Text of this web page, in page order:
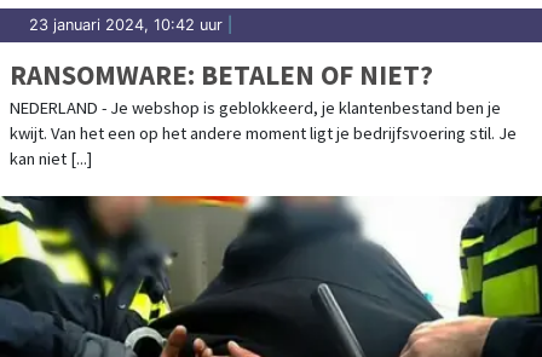
23 januari 2024, 10:42 uur
RANSOMWARE: BETALEN OF NIET?
NEDERLAND - Je webshop is geblokkeerd, je klantenbestand ben je
kwijt. Van het een op het andere moment ligt je bedrijfsvoering stil. Je
kan niet [...]